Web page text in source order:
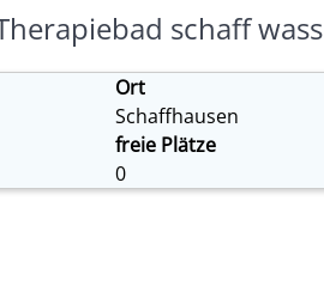
schaff wass
Ort
Schaffhausen
freie Plätze
0